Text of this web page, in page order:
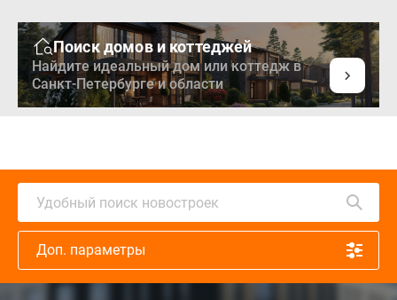
Поиск домов и коттеджей
Найдите идеальный дом или коттедж в
Санкт-Петербурге и области
Удобный поиск новостроек
Доп. параметры